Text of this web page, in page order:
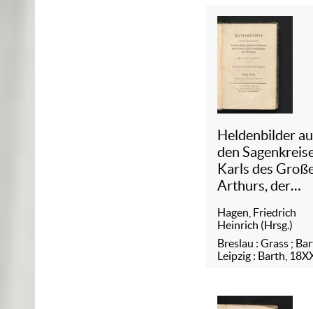
Heldenbilder
den
Karls des
Arthurs, der
Grals, Attila's,
Amelungen und
Nibelungen
Hagen, Friedrich
Heinrich (Hrsg.)
Breslau : Grass ;
Leipzig : Barth,